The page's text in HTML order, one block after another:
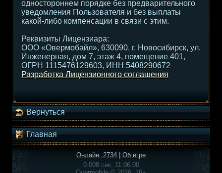
одностороннем порядке без предварительного
уведомления Пользователя и без выплаты
какой-либо компенсации в связи с этим.
Реквизиты Лицензиара:
ООО «Овермобайл», 630090, г. Новосибирск, ул.
Инженерная, дом 7, этаж 4, помещение 401,
ОГРН 1115476129603, ИНН 5408290672
Разработка Лицензионного соглашения
Вернуться
Главная
Онлайн: 2734
Об игре
0.008 сек, 11:06:00